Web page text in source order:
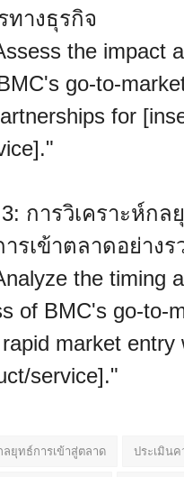
างธุรกิจ
the impact
go-to-
for
การวิเคราะห์กล
รเข้าตลาดอย่างร
the timing
of BMC's go-to-
market entry
service]."
ลยุทธ์การเข้าสู่ตลาด ประเมินค